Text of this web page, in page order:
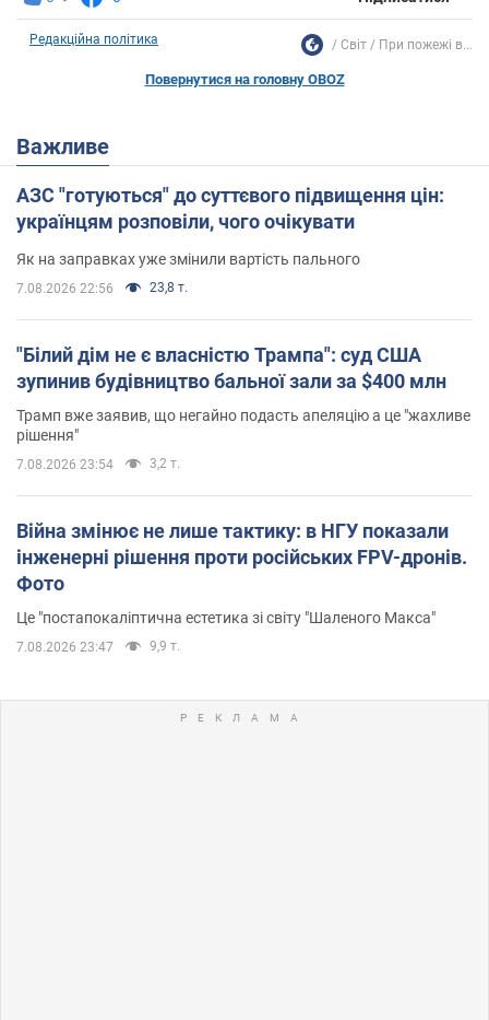
Редакційна політика Світ При пожежі в...
Повернутися на головну OBOZ
Важливе
АЗС "готуються" до суттєвого підвищення цін:
українцям розповіли, чого очікувати
Як на заправках уже змінили вартість пального
7.08.2026 22:56 23,8 т.
"Білий дім не є власністю Трампа": суд США
зупинив будівництво бальної зали за $400 млн
Трамп вже заявив, що негайно подасть апеляцію а це "жахливе
рішення"
7.08.2026 23:54 3,2 т.
Війна змінює не лише тактику: в НГУ показали
інженерні рішення проти російських FPV-дронів.
Фото
Це "постапокаліптична естетика зі світу "Шаленого Макса"
7.08.2026 23:47 9,9 т.